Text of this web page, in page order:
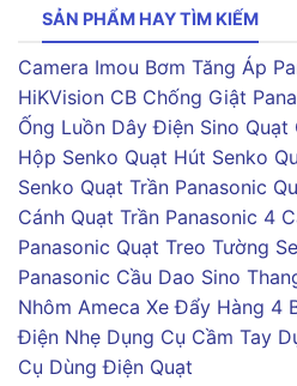
SẢN PHẨM HAY TÌM KIẾM
Camera Imou Bơm Tăng Áp
HiKVision CB Chống Giật
Ống Luồn Dây Điện Sino Quạt
Hộp Senko Quạt Hút Senko
Senko Quạt Trần Panasonic
Cánh Quạt Trần Panasonic 4
Panasonic Quạt Treo Tường
Panasonic Cầu Dao Sino
Nhôm Ameca Xe Đẩy Hàng 4
Điện Nhẹ Dụng Cụ Cầm Tay
Cụ Dùng Điện Quạt